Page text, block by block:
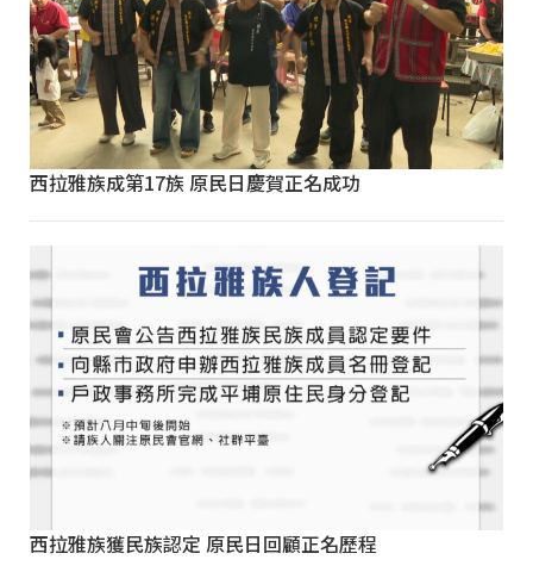
西拉雅族成第17族 原民日慶賀正名成功
西拉雅族獲民族認定 原民日回顧正名歷程